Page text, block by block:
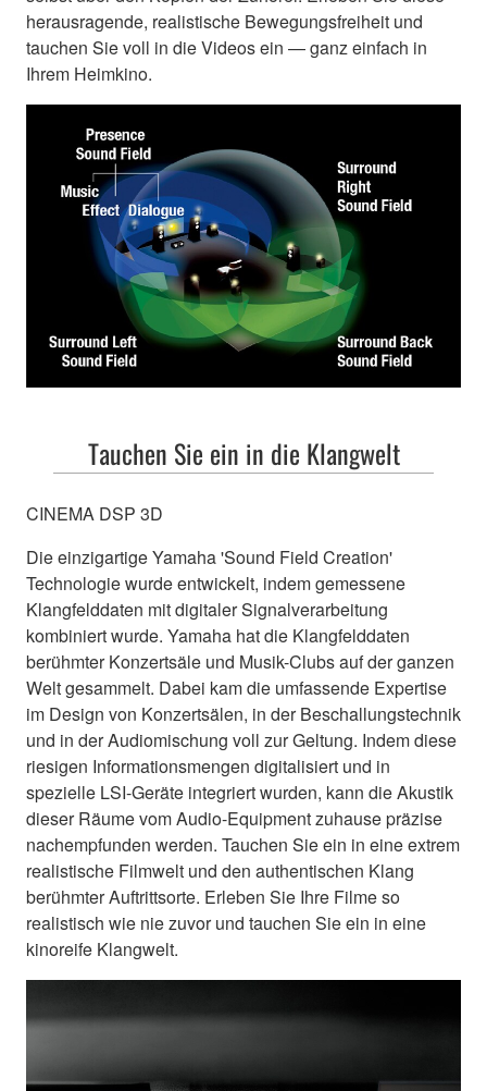
Holen Sie
Niveau
herausragende, realistische Bewegungsfreiheit und
tauchen Sie voll in die Videos ein — ganz einfach in
Ihrem Heimkino.
Tauchen Sie ein in die Klangwelt
CINEMA DSP 3D
Die einzigartige Yamaha 'Sound Field Creation'
Technologie wurde entwickelt, indem gemessene
Klangfelddaten mit digitaler Signalverarbeitung
kombiniert wurde. Yamaha hat die Klangfelddaten
berühmter Konzertsäle und Musik-Clubs auf der ganzen
Welt gesammelt. Dabei kam die umfassende Expertise
im Design von Konzertsälen, in der Beschallungstechnik
und in der Audiomischung voll zur Geltung. Indem diese
riesigen Informationsmengen digitalisiert und in
spezielle LSI-Geräte integriert wurden, kann die Akustik
dieser Räume vom Audio-Equipment zuhause präzise
nachempfunden werden. Tauchen Sie ein in eine extrem
realistische Filmwelt und den authentischen Klang
berühmter Auftrittsorte. Erleben Sie Ihre Filme so
realistisch wie nie zuvor und tauchen Sie ein in eine
kinoreife Klangwelt.